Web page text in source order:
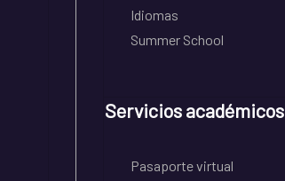
Idiomas
Summer School
Servicios académicos
Pasaporte virtual